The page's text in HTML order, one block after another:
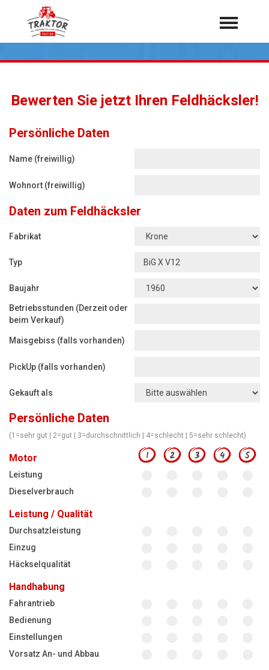
Home
Mähdrescher
Feldhäcksler
Hoflader
Radlader
Rasentraktoren
Jetzt Bewerten
Über 7.000 Testberichte
Bewerten Sie jetzt Ihren Feldhäcksler!
Persönliche Daten
Name (freiwillig)
Wohnort (freiwillig)
Daten zum Feldhäcksler
Fabrikat
Typ
Baujahr
Betriebsstunden (Derzeit oder
beim Verkauf)
Maisgebiss (falls vorhanden)
PickUp (falls vorhanden)
Gekauft als
Persönliche Daten
(1=sehr gut | 2=gut | 3=durchschnittlich | 4=schlecht | 5=sehr schlecht)
Motor 1 2 3 4 5
Leistung
Dieselverbrauch
Leistung / Qualität
Durchsatzleistung
Einzug
Häckselqualität
Handhabung
Fahrantrieb
Bedienung
Einstellungen
Vorsatz An- und Abbau